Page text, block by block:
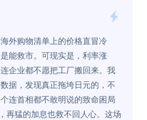
外购物清单上的价格直冒冷
能救市。可现实是，利率涨
企业都不愿把工厂搬回来。我
据，发现真正拖垮日元的，不
连首相都不敢明说的致命困局
猛的加息也救不回人心。这场